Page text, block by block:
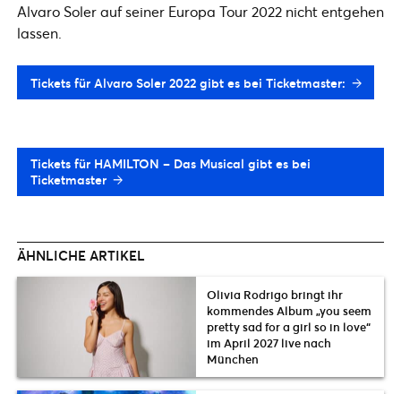
Alvaro Soler auf seiner Europa Tour 2022 nicht entgehen
lassen.
Tickets für Alvaro Soler 2022 gibt es bei Ticketmaster:
Tickets für HAMILTON – Das Musical gibt es bei
Ticketmaster
ÄHNLICHE ARTIKEL
Olivia Rodrigo bringt ihr
kommendes Album „you seem
pretty sad for a girl so in love“
im April 2027 live nach
München